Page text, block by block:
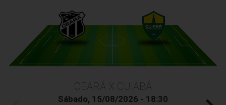
CEARÁ X CUIABÁ
Sábado, 15/08/2026 - 18:30